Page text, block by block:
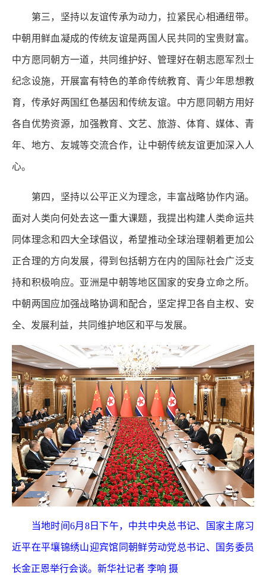
第三，坚持以友谊传承为动力，拉紧民心相通纽带。
中朝用鲜血凝成的传统友谊是两国人民共同的宝贵财富。
中方愿同朝方一道，共同维护好、管理好在朝志愿军烈士
纪念设施，开展富有特色的革命传统教育、青少年思想教
育，传承好两国红色基因和传统友谊。中方愿同朝方用好
各自优势资源，加强教育、文艺、旅游、体育、媒体、青
年、地方、友城等交流合作，让中朝传统友谊更加深入人
心。
第四，坚持以公平正义为理念，丰富战略协作内涵。
面对人类向何处去这一重大课题，我提出构建人类命运共
同体理念和四大全球倡议，希望推动全球治理朝着更加公
正合理的方向发展，得到包括朝方在内的国际社会广泛支
持和积极响应。亚洲是中朝等地区国家的安身立命之所。
中朝两国应加强战略协调和配合，坚定捍卫各自主权、安
全、发展利益，共同维护地区和平与发展。
当地时间6月8日下午，中共中央总书记、国家主席习
近平在平壤锦绣山迎宾馆同朝鲜劳动党总书记、国务委员
长金正恩举行会谈。新华社记者 李响 摄